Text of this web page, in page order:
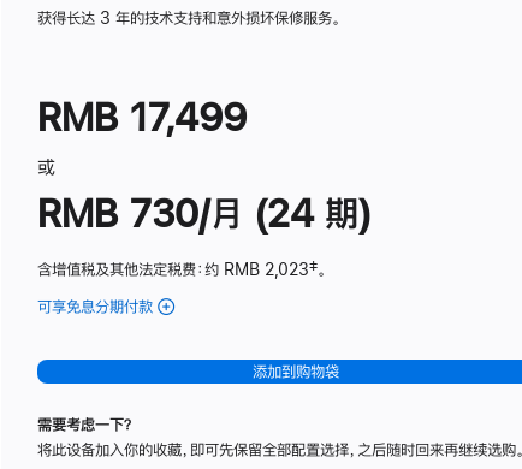
获得长达 3 年的技术支持和意外损坏保修服务。
RMB 17,499
或
RMB 730/月 (24 期)
含增值税及其他法定税费：约 RMB 2,023脚
‡。
可享免息分期付款 (Studio
-
纳
理
添加到购物袋
需要考虑一下？
将此设备加入你的收藏，即可先保留全部配置选择，之后随时回来再继续选购。